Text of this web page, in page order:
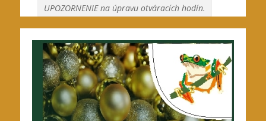
UPOZORNENIE na úpravu otváracích hodín.